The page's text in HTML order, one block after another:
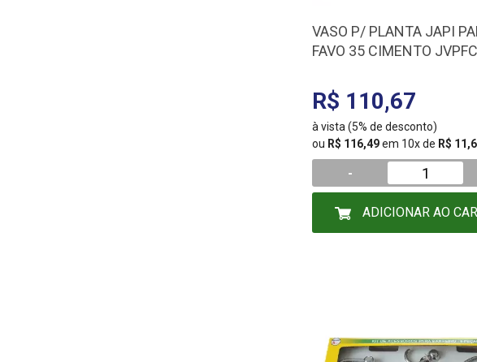
VASO P/ PLANTA JAPI
FAVO 35 CIMENTO
R$ 110,67
à vista (5% de desconto)
ou R$ 116,49em 10x de R$
-
ADICIONAR AO